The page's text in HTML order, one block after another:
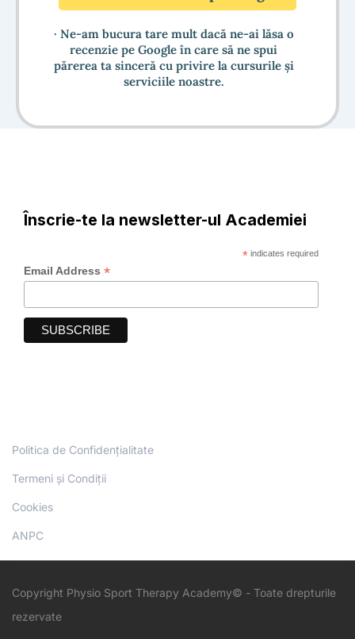
· Ne-am bucura tare mult dacă ne-ai lăsa o
recenzie pe Google în care să ne spui
părerea ta sinceră cu privire la cursurile și
serviciile noastre.
Înscrie-te la newsletter-ul Academiei
* indicates required
Email Address *
Politica de Confidențialitate
Termeni și Condiții
Cookies
ANPC
Copyright Physio Sport Therapy Academy© - Toate drepturile
rezervate